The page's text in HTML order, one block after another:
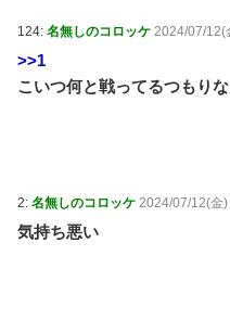
ンダム】 第22話 OS周り
の話をします / おまとめア
Powered by livedoor 相互RSS
124: 名無しのコロッケ 2024/07/12(
>>1
こいつ何と戦ってるつもり
2: 名無しのコロッケ 2024/07/12(金
気持ち悪い